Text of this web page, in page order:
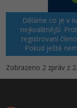
Děláme co je v
nejkvalitnější.
registrovaní
Pokud ještě
Zobrazeno 2 zpráv z 2.